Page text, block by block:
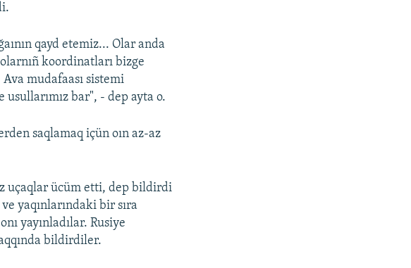
qayd etemiz... Olar anda
koordinatları bizge
mudafaası sistemi
bar", - dep ayta o.
saqlamaq içün oın az-az
uçaqlar ücüm etti, dep bildirdi
yaqınlarındaki bir sıra
yayınladılar. Rusiye
bildirdiler.